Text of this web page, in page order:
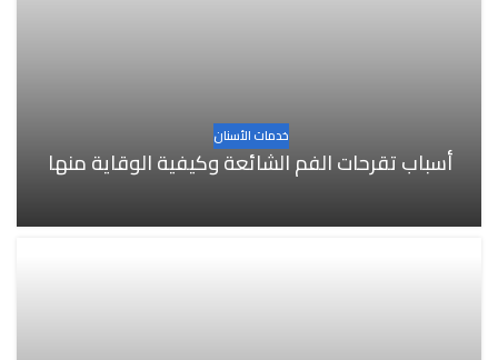
خدمات الأسنان
أسباب تقرحات الفم الشائعة وكيفية الوقاية منها